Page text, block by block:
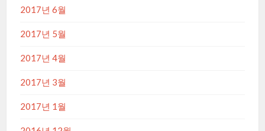
2017년 6월
2017년 5월
2017년 4월
2017년 3월
2017년 1월